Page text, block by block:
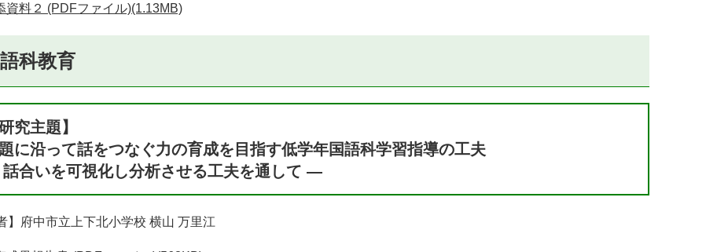
資料２ (PDFファイル)(1.13MB)
科教育
研究主題】
に沿って話をつなぐ力の育成を目指す低学年国語科学習指導の工夫
合いを可視化し分析させる工夫を通して ―
】府中市立上下北小学校 横山 万里江